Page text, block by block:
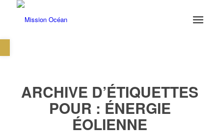
ARCHIVE D’ÉTIQUETTES
POUR : ÉNERGIE
ÉOLIENNE
Ouvrir la barre d’outils